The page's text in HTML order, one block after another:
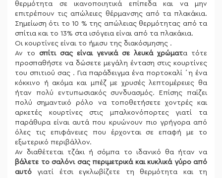
θερμότητα σε ικανοποιητικά επίπεδα και να μην
επιτρέπουν τις απώλειες θέρμανσης από τα πλακάκια.
Σημείωση ότι το 10 % της απώλειας θερμότητας από τα
σπίτια και το 13% στα ισόγεια είναι από τα πλακάκια.
Οι κουρτίνες είναι το ήμισυ της διακόσμησης .
Αν το σπίτι σας είναι γενικά σε λευκά χρώματα τότε
προσπαθήστε να δώσετε μεγάλη ένταση στις κουρτίνες
του σπιτιού σας . Για παράδειγμα ένα πορτοκαλί ΄η ένα
κόκκινο ή ακόμα και μπέζ με χρυσές λεπτομέρειες θα
ήταν πολύ εντυπωσιακός συνδυασμός. Επίσης παίζει
πολύ σημαντικό ρόλο να τοποθετήσετε χοντρές και
αρκετές κουρτίνες στις μπαλκονόπορτες γιατί τα
παράθυρα είναι αυτά που κρυώνουν πιο γρήγορα από
όλες τις επιφάνειες που έρχονται σε επαφή με το
εξωτερικό περιβάλλον.
Αν διαθέτεται τζάκι ή σόμπα το ιδανικό θα ήταν να
βάλετε το σαλόνι σας περιμετρικά και κυκλικά γύρο από
αυτό γιατί έτσι εγκλωβίζετε τη θερμότητα και τη